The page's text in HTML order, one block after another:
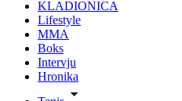
KLADIONICA
Lifestyle
MMA
Boks
Intervju
Hronika